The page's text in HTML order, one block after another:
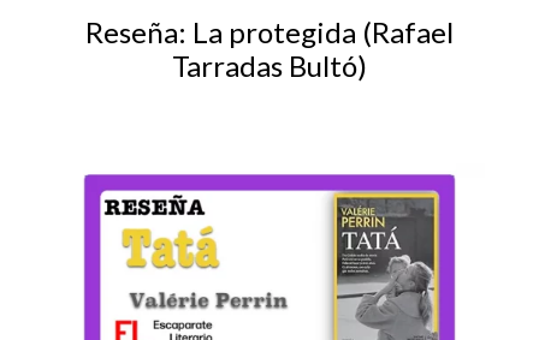
Reseña: La protegida (Rafael
Tarradas Bultó)